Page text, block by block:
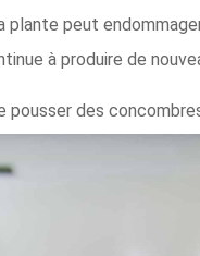
peut
à produire de
des